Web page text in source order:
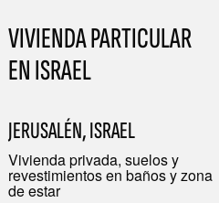
VIVIENDA PARTICULAR
EN ISRAEL
JERUSALÉN, ISRAEL
Vivienda privada, suelos y
revestimientos en baños y zona
de estar